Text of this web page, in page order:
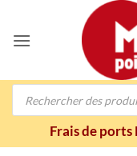
contenu
Recherche
Frais de